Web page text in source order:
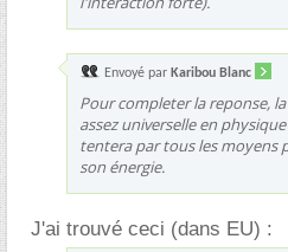
Envoyé par Karibou Blanc
Pour completer la reponse,
assez universelle en
tentera par tous les moyens
son énergie.
J'ai trouvé ceci (dans EU) :